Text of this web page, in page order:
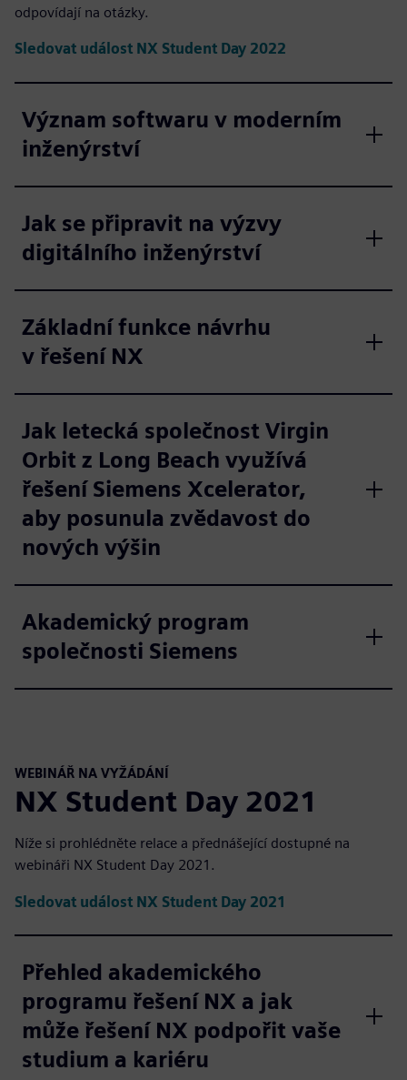
odpovídají na otázky.
Sledovat událost NX Student Day 2022
Význam softwaru v moderním
inženýrství
Jak se připravit na výzvy
digitálního inženýrství
Základní funkce návrhu
v řešení NX
Jak letecká společnost Virgin
Orbit z Long Beach využívá
řešení Siemens Xcelerator,
aby posunula zvědavost do
nových výšin
Akademický program
společnosti Siemens
WEBINÁŘ NA VYŽÁDÁNÍ
NX Student Day 2021
Níže si prohlédněte relace a přednášející dostupné na
webináři NX Student Day 2021.
Sledovat událost NX Student Day 2021
Přehled akademického
programu řešení NX a jak
může řešení NX podpořit vaše
studium a kariéru